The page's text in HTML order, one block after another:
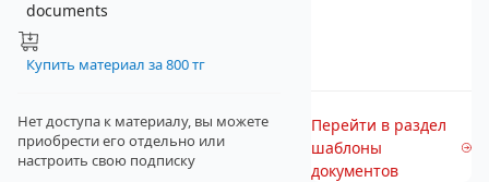
documents
Купить материал за 800 тг
Нет доступа к материалу, вы можете
приобрести его отдельно или
настроить свою подписку
Перейти в раздел
шаблоны
документов